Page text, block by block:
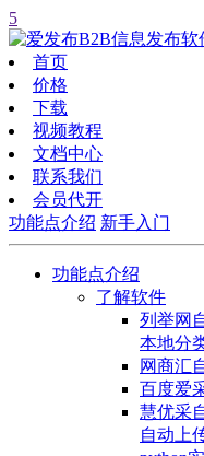
5
首页
价格
下载
视频教程
文档中心
联系我们
会员代开
功能点介绍 新手入门
功能点介绍
了解软件
列举网
本地分
网商汇
百度爱
慧优采
自动上